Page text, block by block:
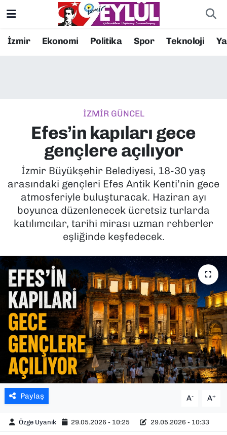
İzmir Ekonomi Politika Spor Teknoloji
İZMİR GÜNCEL
Efes’in kapıları gece
gençlere açılıyor
İzmir Büyükşehir Belediyesi, 18-30 yaş
arasındaki gençleri Efes Antik Kenti’nin gece
atmosferiyle buluşturacak. Haziran ayı
boyunca düzenlenecek ücretsiz turlarda
katılımcılar, tarihi mirası uzman rehberler
eşliğinde keşfedecek.
Paylaş A- A+
Özge Uyanık 29.05.2026 - 10:25 29.05.2026 - 10:33
Resmi İlanlar
EKONOMİ
KÜLTÜR SANAT
MAGAZİN
POLİTİKA
SPOR
TEKNOLOJİ
YAŞAM
YEREL YÖNETİMLER
Konak Nöbetçi Eczaneler
Süper Lig Puan Durumu ve Fikstür
Tüm Manşetler
Son Dakika Haberleri
Haber Arşivi